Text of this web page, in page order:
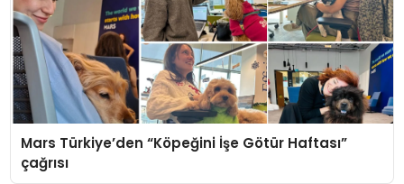
Mars Türkiye’den “Köpeğini İşe Götür Haftası”
çağrısı